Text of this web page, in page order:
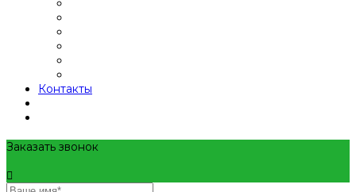
Контакты
Заказать звонок